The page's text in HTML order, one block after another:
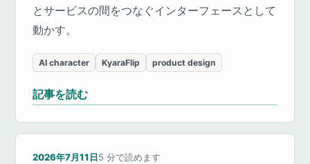
とサービスの間をつなぐインターフェースとして
動かす。
AI character KyaraFlip product design
記事を読む
2026年7月11日5 分で読めます